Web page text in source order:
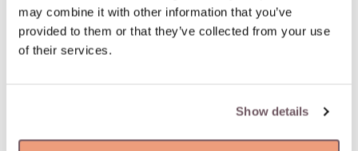
may combine it with other information that you’ve
provided to them or that they’ve collected from your use
of their services.
Show details
- Cirkonas (Akmens spalva: Baltas, Akmens svoris: 0.000ct)
Praba: 585
Akmens spalva: Baltas